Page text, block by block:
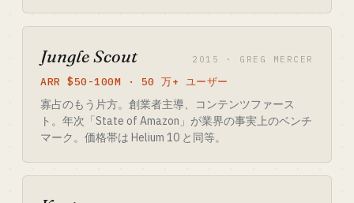
Jungle Scout 2015 · GREG MERCER
ARR $50-100M · 50 万+ ユーザー
寡占のもう片方。創業者主導、コンテンツファース
ト。年次「State of Amazon」が業界の事実上のベンチ
マーク。価格帯は Helium 10 と同等。